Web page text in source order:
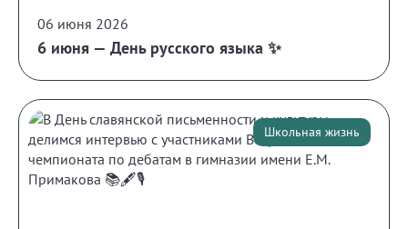
06 июня 2026
6 июня — День русского языка ✨
Школьная жизнь